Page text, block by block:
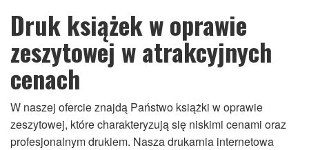
Druk książek w oprawie
zeszytowej w atrakcyjnych
cenach
W naszej ofercie znajdą Państwo książki w oprawie
zeszytowej, które charakteryzują się niskimi cenami oraz
profesjonalnym drukiem. Nasza drukarnia internetowa